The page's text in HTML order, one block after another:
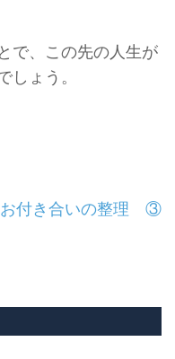
で、
この先の人生が
しょう。
お付き合いの整理 ③